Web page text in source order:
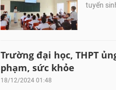
tuyển
Trường đại học, THPT
phạm, sức khỏe
18/12/2024 01:48